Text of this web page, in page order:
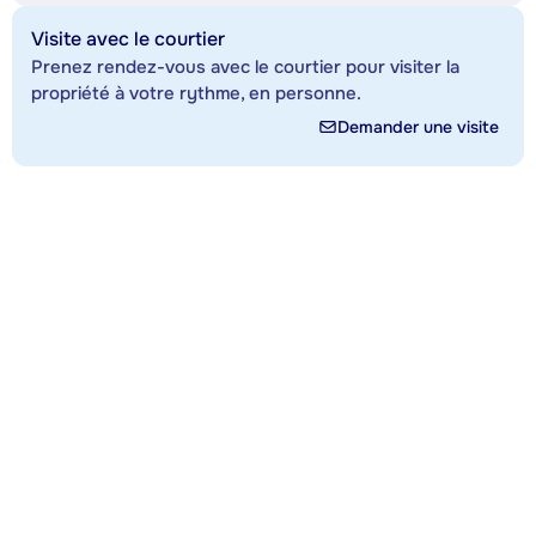
Visite avec le courtier
Prenez rendez-vous avec le courtier pour visiter la
propriété à votre rythme, en personne.
Demander une visite